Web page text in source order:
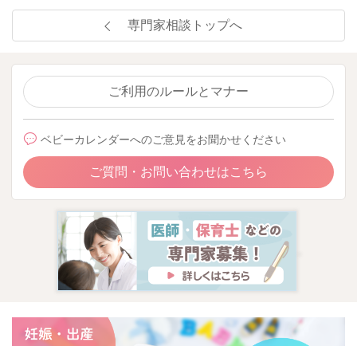
専門家相談トップへ
ご利用のルールとマナー
ベビーカレンダーへのご意見をお聞かせください
ご質問・お問い合わせはこちら